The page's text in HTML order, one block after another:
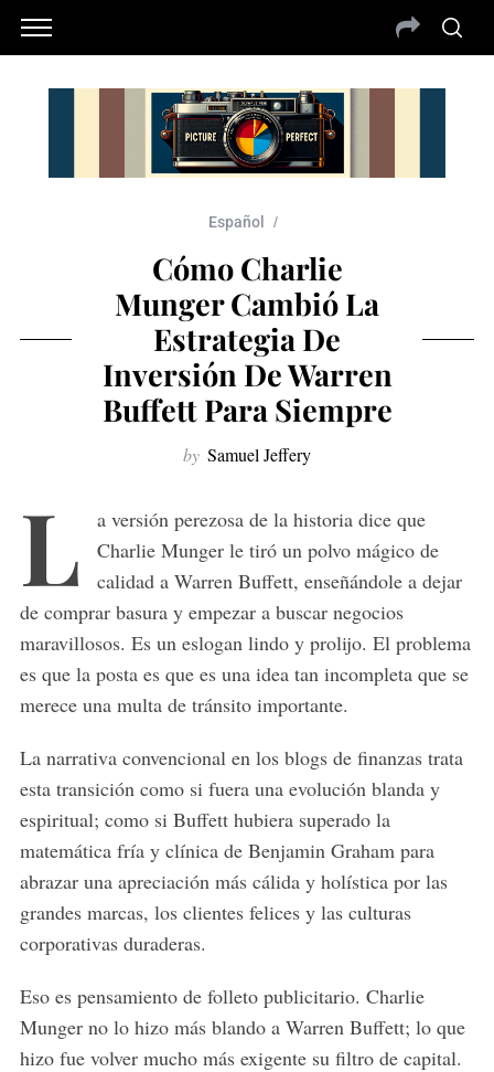
Español
Cómo Charlie
Munger Cambió La
Estrategia De
Inversión De Warren
Buffett Para Siempre
by Samuel Jeffery
L
a versión perezosa de la historia dice que
Charlie Munger le tiró un polvo mágico de
calidad a Warren Buffett, enseñándole a dejar
de comprar basura y empezar a buscar negocios
maravillosos. Es un eslogan lindo y prolijo. El problema
es que la posta es que es una idea tan incompleta que se
merece una multa de tránsito importante.
La narrativa convencional en los blogs de finanzas trata
esta transición como si fuera una evolución blanda y
espiritual; como si Buffett hubiera superado la
matemática fría y clínica de Benjamin Graham para
abrazar una apreciación más cálida y holística por las
grandes marcas, los clientes felices y las culturas
corporativas duraderas.
Eso es pensamiento de folleto publicitario. Charlie
Munger no lo hizo más blando a Warren Buffett; lo que
hizo fue volver mucho más exigente su filtro de capital.